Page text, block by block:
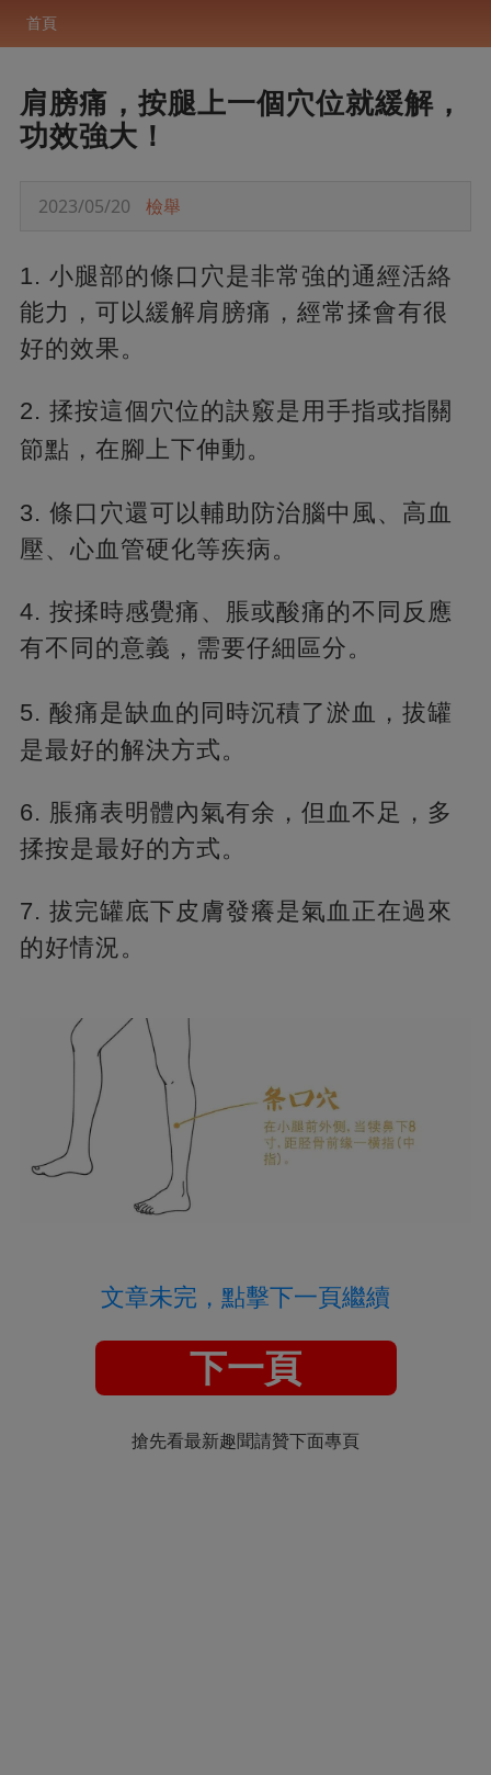
首頁
肩膀痛，按腿上一個穴位就緩解，
功效強大！
2023/05/20 檢舉
1. 小腿部的條口穴是非常強的通經活絡
能力，可以緩解肩膀痛，經常揉會有很
好的效果。
2. 揉按這個穴位的訣竅是用手指或指關
節點，在腳上下伸動。
3. 條口穴還可以輔助防治腦中風、高血
壓、心血管硬化等疾病。
4. 按揉時感覺痛、脹或酸痛的不同反應
有不同的意義，需要仔細區分。
5. 酸痛是缺血的同時沉積了淤血， 拔罐
是最好的解決方式。
6. 脹痛表明體內氣有余，但血不足，多
揉按是最好的方式。
7. 拔完罐底下皮膚發癢是氣血正在過來
的好情況。
文章未完，點擊下一頁繼續
下一頁
搶先看最新趣聞請贊下面專頁